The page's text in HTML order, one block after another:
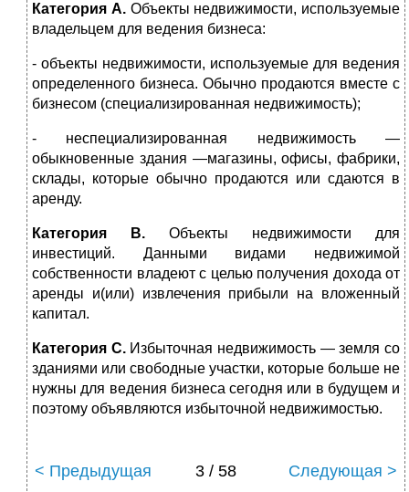
Категория А.Объекты недвижимости, используемые
владельцем для ведения бизнеса:
- объекты недвижимости, используемые для ведения
определенного бизнеса. Обычно продаются вместе с
бизнесом (специализированная недвижимость);
- неспециализированная недвижимость —
обыкновенные здания —магазины, офисы, фабрики,
склады, которые обычно продаются или сдаются в
аренду.
Категория В. Объекты недвижимости для
инвестиций. Данными видами недвижимой
собственности владеют с целью получения дохода от
аренды и(или) извлечения прибыли на вложенный
капитал.
Категория С.Избыточная недвижимость — земля со
зданиями или свободные участки, которые больше не
нужны для ведения бизнеса сегодня или в будущем и
поэтому объявляются избыточной недвижимостью.
< Предыдущая 3 / 58 Следующая >